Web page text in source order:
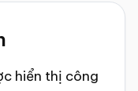
hiển thị công